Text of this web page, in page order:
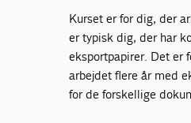
Kurset er for dig, der
er typisk dig, der har
eksportpapirer. Det er
arbejdet flere år med
for de forskellige